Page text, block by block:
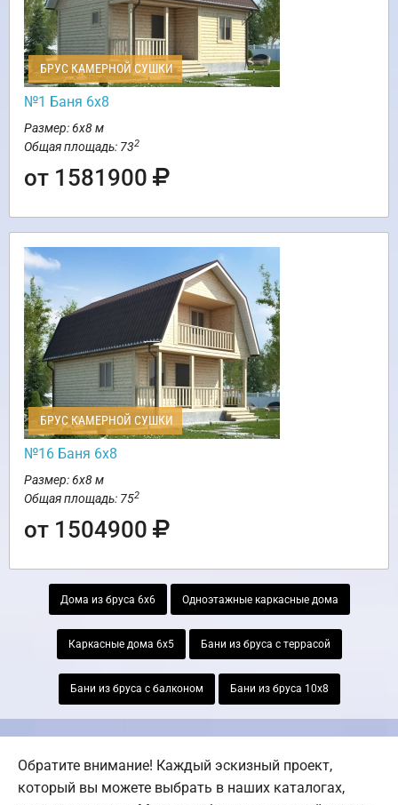
БРУС КАМЕРНОЙ СУШКИ
№1 Баня 6х8
Размер: 6х8 м
Общая площадь: 732
от 1581900
БРУС КАМЕРНОЙ СУШКИ
№16 Баня 6х8
Размер: 6х8 м
Общая площадь: 752
от 1504900
Дома из бруса 6х6 Одноэтажные каркасные дома
Каркасные дома 6х5 Бани из бруса с террасой
Бани из бруса с балконом Бани из бруса 10х8
Обратите внимание! Каждый эскизный проект,
который вы можете выбрать в наших каталогах,